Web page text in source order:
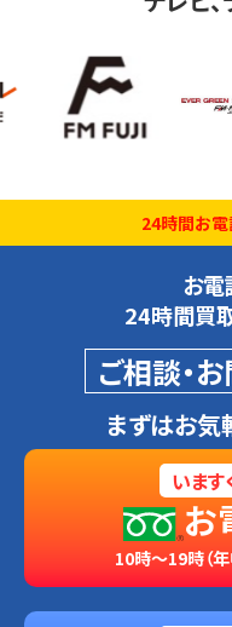
24時間お電
お電
24時間買
ご相談・
まずはお気
います
お
10時～19時（